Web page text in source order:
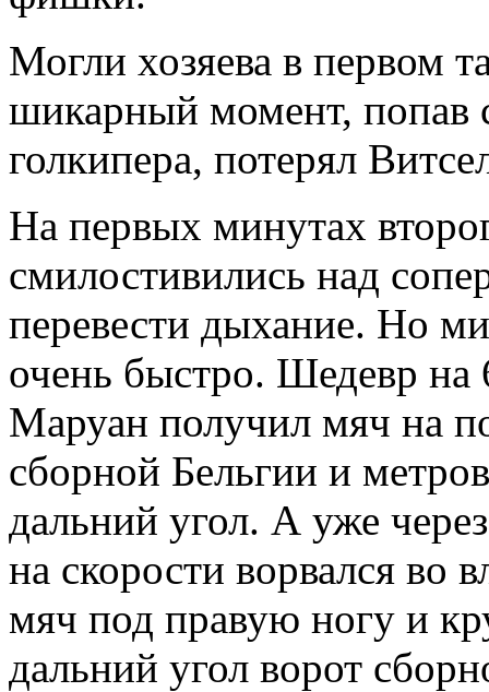
Могли хозяева в первом
шикарный момент, попав
голкипера, потерял
На первых минутах
смилостивились над
перевести дыхание. Но
очень быстро. Шедевр
Маруан получил мяч на
сборной Бельгии и
дальний угол. А уже
на скорости ворвался во
мяч под правую ногу и
дальний угол ворот